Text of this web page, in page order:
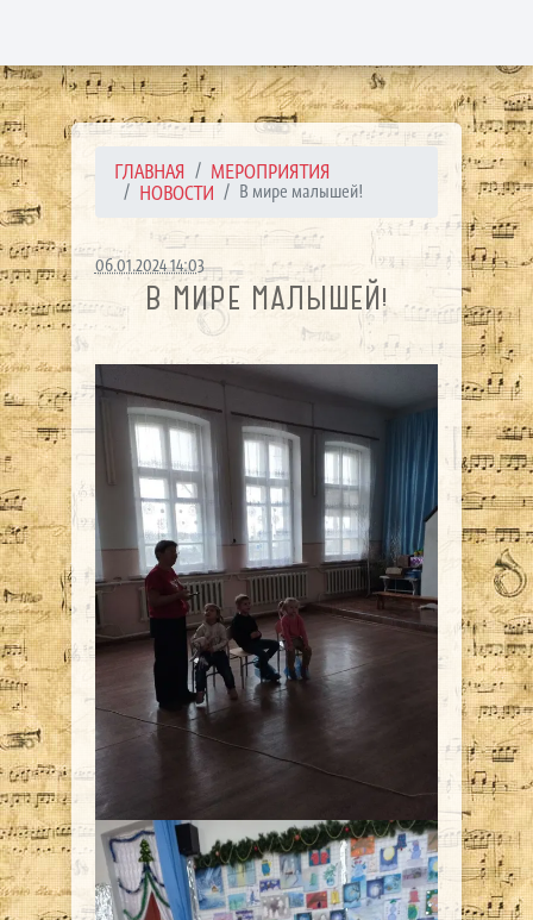
ГЛАВНАЯ
МЕРОПРИЯТИЯ
НОВОСТИ
В мире малышей!
06.01.2024 14:03
В МИРЕ МАЛЫШЕЙ!